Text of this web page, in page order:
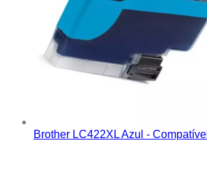
Brother LC422XL Azul - Compatível